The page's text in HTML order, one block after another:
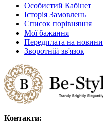
Особистий Кабінет
Історія Замовлень
Список порівняння
Мої бажання
Передплата на новини
Зворотній зв'язок
Контакти: